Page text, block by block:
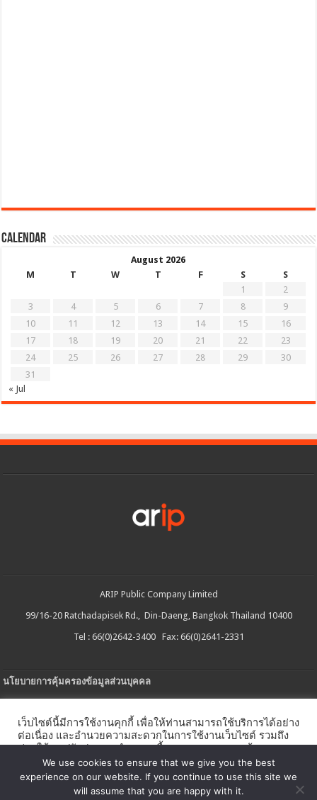
Calendar
August 2026
M
T W T F S
S
1
2
3
4 5 6 7 8
9
10
11 12 13 14 15
16
17
18 19 20 21 22
23
24
25 26 27 28 29
30
31
« Jul
ARIP Public Company Limited
99/16-20 Ratchadapisek Rd., Din-Daeng, Bangkok Thailand 10400
Tel : 66(0)2642-3400 Fax: 66(0)2641-2331
นโยบายการคุ้มครองข้อมูลส่วนบุคคล
นโยบายการใช้คกกี้
นโยบายความปลอดภัยของข้อมูลสารสนเทศ
เว็บไซต์นี้มีการใช้งานคุกกี้ เพื่อให้ท่านสามารถใช้บริการได้อย่าง
ต่อเนื่อง และอำนวยความสะดวกในการใช้งานเว็บไซต์ รวมถึง
ช่วยให้เราปรับปรุงการนำเสนอเนื้อหาตรงตามความต้องการ
ของท่าน โดยสามารถศึกษารายละเอียดเพิ่มเติมได้ใน นโยบาย
คุกกี้
We use cookies to ensure that we give you the best
experience on our website. If you continue to use this site we
will assume that you are happy with it.